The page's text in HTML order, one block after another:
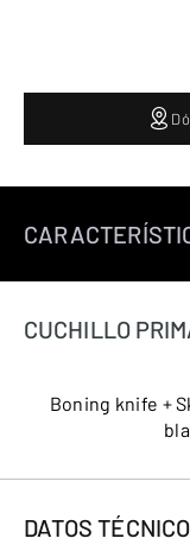
CUCHILLO
Boning knife +
DATOS